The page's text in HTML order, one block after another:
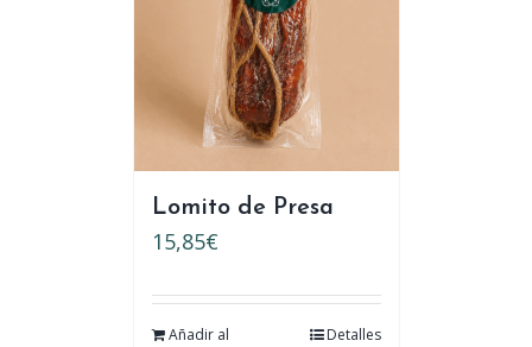
Lomito de Presa
15,85€
Añadir al
Detalles